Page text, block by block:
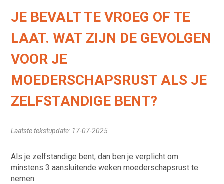
JE BEVALT TE VROEG OF TE
LAAT. WAT ZIJN DE GEVOLGEN
VOOR JE
MOEDERSCHAPSRUST ALS JE
ZELFSTANDIGE BENT?
Laatste tekstupdate: 17-07-2025
Als je zelfstandige bent, dan ben je verplicht om
minstens 3 aansluitende weken moederschapsrust te
nemen: